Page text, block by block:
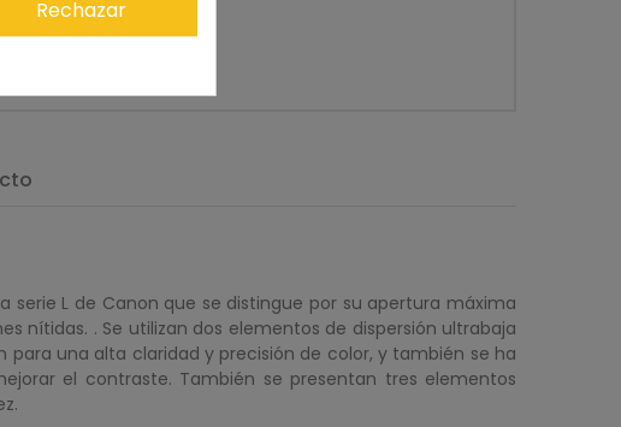
serie L de Canon que se distingue por su apertura máxima
nítidas. . Se utilizan dos elementos de dispersión ultrabaja
una alta claridad y precisión de color, y también se ha
el contraste. También se presentan tres elementos
Rechazar